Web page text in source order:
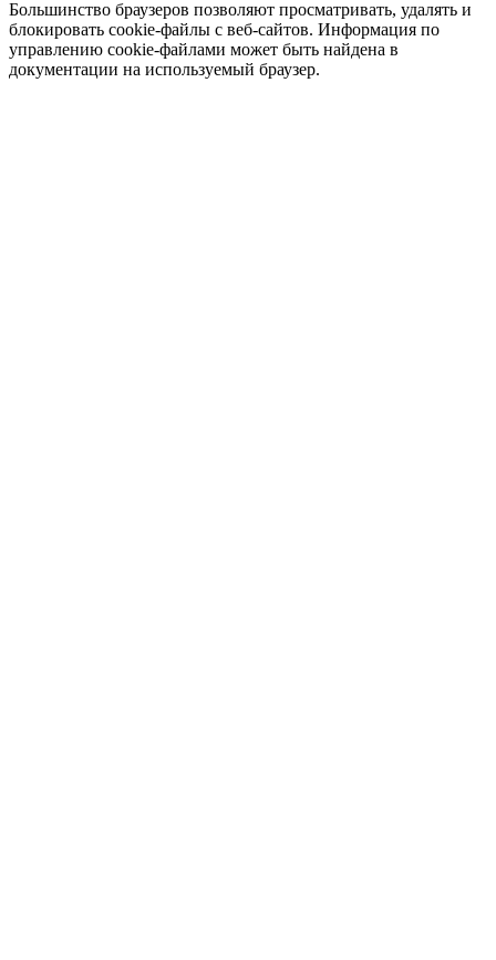
Большинство браузеров позволяют просматривать, удалять и
блокировать cookie-файлы c веб-сайтов. Информация по
управлению cookie-файлами может быть найдена в
документации на используемый браузер.